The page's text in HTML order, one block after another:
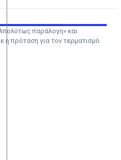
παράλογη» και
η πρόταση για τον τερματισμό